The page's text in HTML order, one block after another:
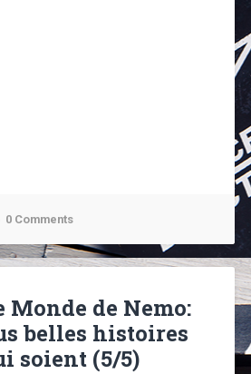
0 Comments
Monde de Nemo:
belles histoires
soient (5/5)